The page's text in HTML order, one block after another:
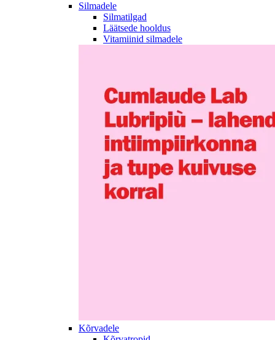
Silmadele
Silmatilgad
Läätsede hooldus
Vitamiinid silmadele
Kõrvadele